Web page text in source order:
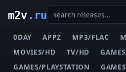
m2v.ru
0DAY APPZ MP3/FLAC
MOVIES/HD
TV/HD
GAMES/PLAYSTATION